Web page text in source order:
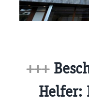
+++
Helfer: